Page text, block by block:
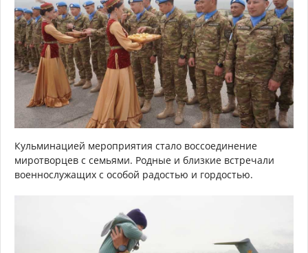
Кульминацией мероприятия стало воссоединение
миротворцев с семьями. Родные и близкие встречали
военнослужащих с особой радостью и гордостью.